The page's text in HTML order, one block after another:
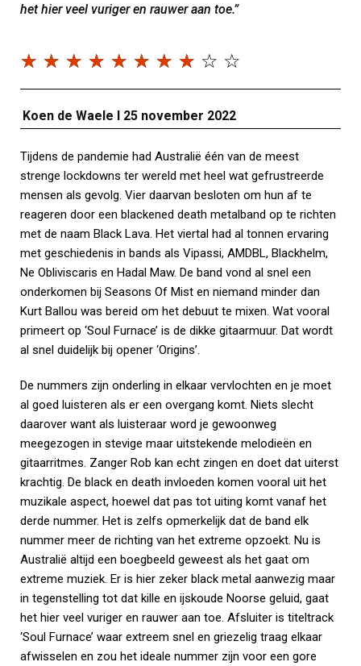
het hier veel vuriger en rauwer aan toe.”
☆ ☆ ☆ ☆ ☆ ☆ ☆ ☆ ☆ ☆
Koen de Waele I 25 november 2022
Tijdens de pandemie had Australië één van de meest
strenge lockdowns ter wereld met heel wat gefrustreerde
mensen als gevolg. Vier daarvan besloten om hun af te
reageren door een blackened death metalband op te richten
met de naam Black Lava. Het viertal had al tonnen ervaring
met geschiedenis in bands als Vipassi, AMDBL, Blackhelm,
Ne Obliviscaris en Hadal Maw. De band vond al snel een
onderkomen bij Seasons Of Mist en niemand minder dan
Kurt Ballou was bereid om het debuut te mixen. Wat vooral
primeert op ‘Soul Furnace’ is de dikke gitaarmuur. Dat wordt
al snel duidelijk bij opener ‘Origins’.
De nummers zijn onderling in elkaar vervlochten en je moet
al goed luisteren als er een overgang komt. Niets slecht
daarover want als luisteraar word je gewoonweg
meegezogen in stevige maar uitstekende melodieën en
gitaarritmes. Zanger Rob kan echt zingen en doet dat uiterst
krachtig. De black en death invloeden komen vooral uit het
muzikale aspect, hoewel dat pas tot uiting komt vanaf het
derde nummer. Het is zelfs opmerkelijk dat de band elk
nummer meer de richting van het extreme opzoekt. Nu is
Australië altijd een boegbeeld geweest als het gaat om
extreme muziek. Er is hier zeker black metal aanwezig maar
in tegenstelling tot dat kille en ijskoude Noorse geluid, gaat
het hier veel vuriger en rauwer aan toe. Afsluiter is titeltrack
‘Soul Furnace’ waar extreem snel en griezelig traag elkaar
afwisselen en zou het ideale nummer zijn voor een gore